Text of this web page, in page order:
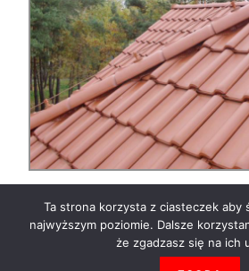
Ta strona korzysta z ciasteczek aby
najwyższym poziomie. Dalsze
że zgadzasz się na ich